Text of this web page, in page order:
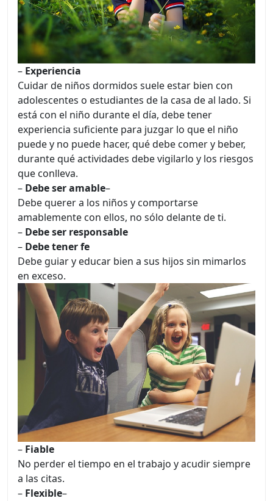
– Experiencia
Cuidar de niños dormidos suele estar bien con
adolescentes o estudiantes de la casa de al lado. Si
está con el niño durante el día, debe tener
experiencia suficiente para juzgar lo que el niño
puede y no puede hacer, qué debe comer y beber,
durante qué actividades debe vigilarlo y los riesgos
que conlleva.
– Debe ser amable–
Debe querer a los niños y comportarse
amablemente con ellos, no sólo delante de ti.
– Debe ser responsable
– Debe tener fe
Debe guiar y educar bien a sus hijos sin mimarlos
en exceso.
– Fiable
No perder el tiempo en el trabajo y acudir siempre
a las citas.
– Flexible–